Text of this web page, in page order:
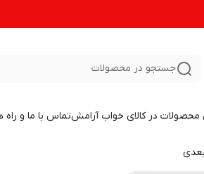
جستجو در محصولات
محصولات در کالای خواب آرامشتماس با ما و